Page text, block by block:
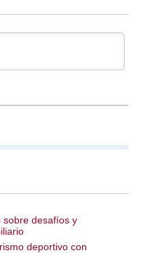
sobre desafíos y
deportivo con